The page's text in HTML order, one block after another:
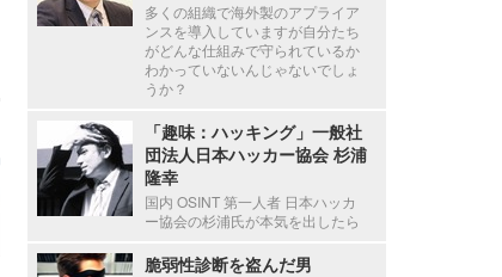
多くの組織で海外製のアプライア
ンスを導入していますが自分たち
がどんな仕組みで守られているか
わかっていないんじゃないでしょ
うか？
「趣味：ハッキング」一般社
団法人日本ハッカー協会 杉浦
隆幸
国内 OSINT 第一人者 日本ハッカ
ー協会の杉浦氏が本気を出したら
脆弱性診断を盗んだ男